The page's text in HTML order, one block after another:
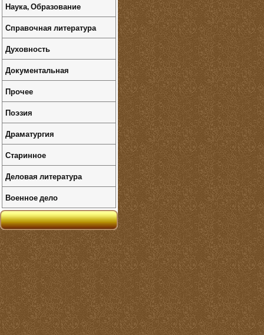
Наука, Образование
Справочная литература
Духовность
Документальная
Прочее
Поэзия
Драматургия
Старинное
Деловая литература
Военное дело